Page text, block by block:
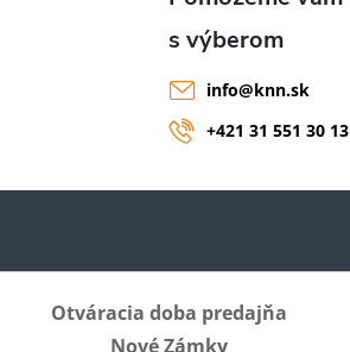
info@knn.sk
+421 31 551 30 13
Otváracia doba predajňa
Nové Zámky